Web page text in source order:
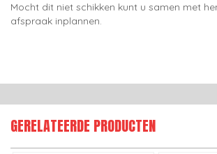
Mocht dit niet schikken kunt u samen met
afspraak inplannen.
GERELATEERDE PRODUCTEN